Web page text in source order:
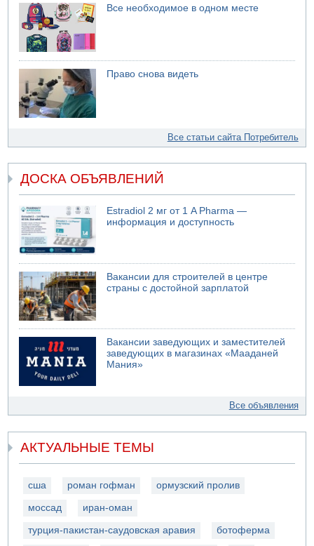
Все необходимое в одном месте
Право снова видеть
Все статьи сайта Потребитель
ДОСКА ОБЪЯВЛЕНИЙ
Estradiol 2 мг от 1 A Pharma —
информация и доступность
Вакансии для строителей в центре
страны с достойной зарплатой
Вакансии заведующих и заместителей
заведующих в магазинах «Мааданей
Мания»
Все объявления
АКТУАЛЬНЫЕ ТЕМЫ
сша роман гофман ормузский пролив
моссад иран-оман
турция-пакистан-саудовская аравия ботоферма